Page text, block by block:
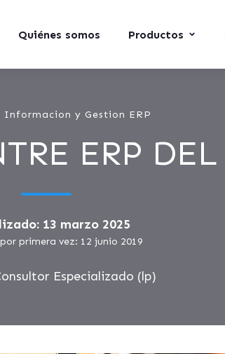
Quiénes somos Productos
Informacion y Gestion ERP
ERP
13 marzo 2025
primera vez: 12 junio 2019
Especializado (lp)